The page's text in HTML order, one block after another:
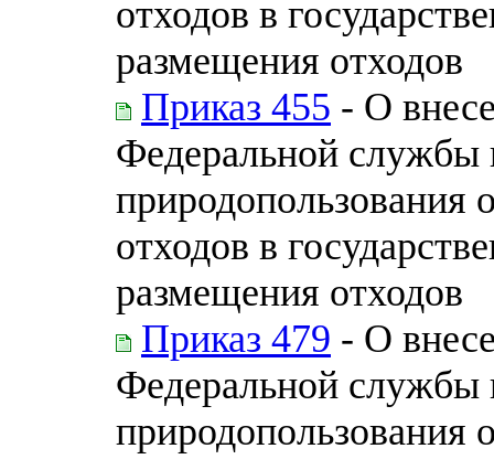
отходов в
размещения отходов
Приказ 455 - О
Федеральной службы
природопользования
отходов в
размещения отходов
Приказ 479 - О
Федеральной службы
природопользования